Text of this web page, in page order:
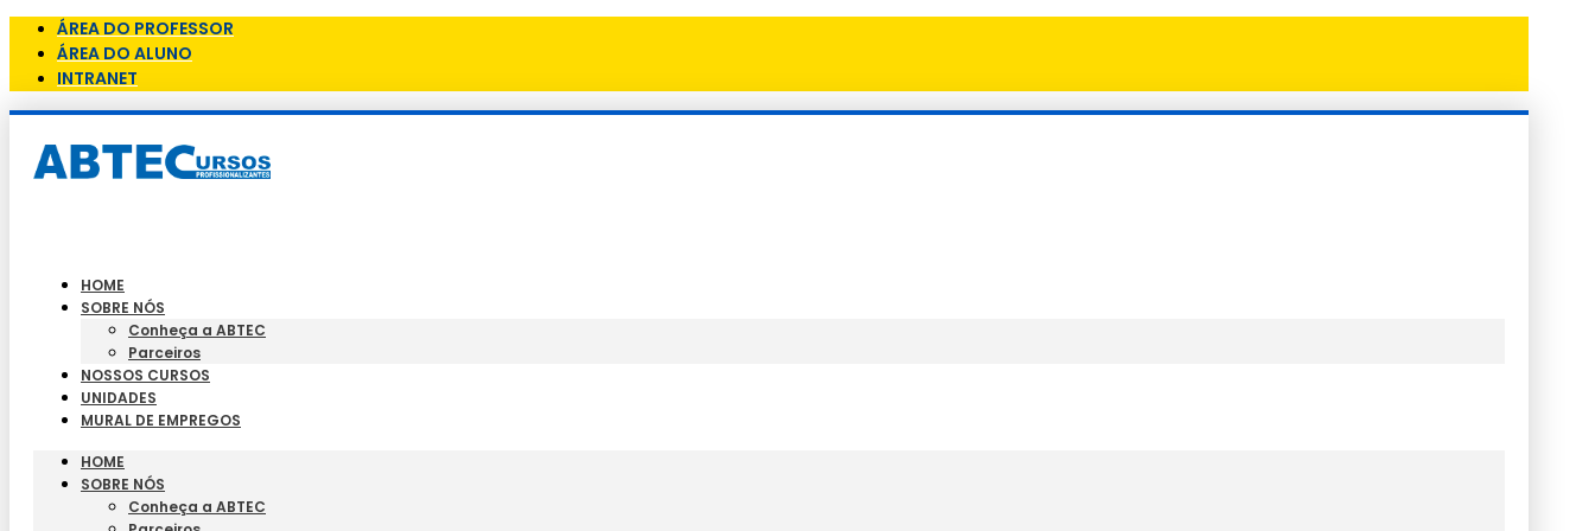
ÁREA DO PROFESSOR
ÁREA DO ALUNO
INTRANET
HOME
SOBRE NÓS
Conheça a ABTEC
Parceiros
NOSSOS CURSOS
UNIDADES
MURAL DE EMPREGOS
HOME
SOBRE NÓS
Conheça a ABTEC